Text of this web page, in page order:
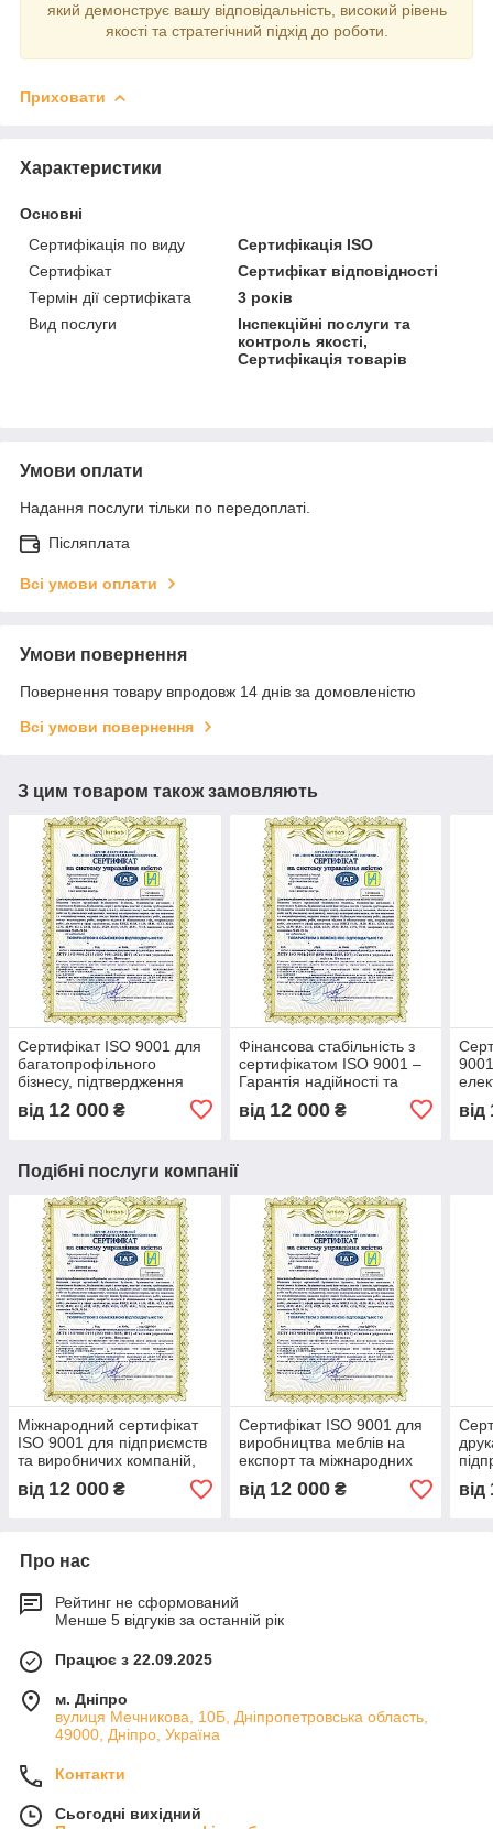
який демонструє вашу відповідальність, високий рівень
якості та стратегічний підхід до роботи.
Приховати
Характеристики
Основні
Сертифікація по виду
Сертифікація ISO
Сертифікат
Сертифікат відповідності
Термін дії сертифіката
3 років
Вид послуги
Інспекційні послуги та
контроль якості,
Сертифікація товарів
Умови оплати
Надання послуги тільки по передоплаті.
Післяплата
Всі умови оплати
Умови повернення
Повернення товару впродовж 14 днів за домовленістю
Всі умови повернення
З цим товаром також замовляють
Сертифікат ISO 9001 для
багатопрофільного
бізнесу, підтвердження
управління якістю,
від 12 000 ₴
Фінансова стабільність з
сертифікатом ISO 9001 –
Гарантія надійності та
прозорості бізнесу, довіра
партнерів та інвесторів
від 12 000₴ від
Подібні послуги компанії
Міжнародний сертифікат
ISO 9001 для підприємств
та виробничих компаній,
підтвердження якості,
тендерна документація
від 12 000 ₴
Сертифікат ISO 9001 для
виробництва меблів на
експорт та міжнародних
поставок, контроль якості,
оптимізація процесів
від 12 000₴ від
Про нас
Рейтинг не сформований
Менше 5 відгуків за останній рік
Працює з 22.09.2025
м. Дніпро
вулиця Мечникова, 10Б, Дніпропетровська область,
49000, Дніпро, Україна
Контакти
Сьогодні вихідний